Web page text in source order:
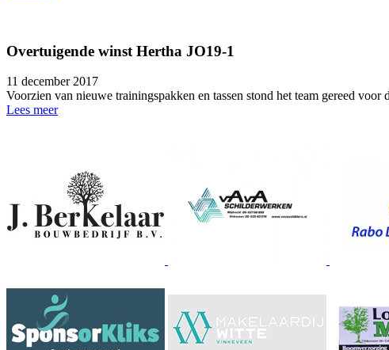
Overtuigende winst Hertha JO19-1
11 december 2017
Voorzien van nieuwe trainingspakken en tassen stond het team gereed
Lees meer